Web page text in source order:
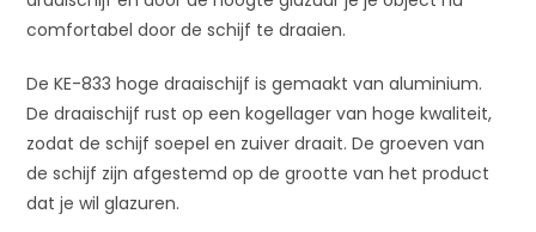
comfortabel door de schijf te draaien.
De KE-833 hoge draaischijf is gemaakt van aluminium.
De draaischijf rust op een kogellager van hoge kwaliteit,
zodat de schijf soepel en zuiver draait. De groeven van
de schijf zijn afgestemd op de grootte van het product
dat je wil glazuren.